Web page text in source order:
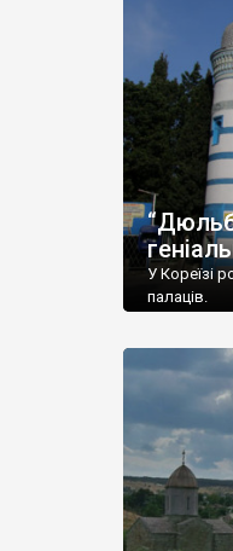
У Кореїзі
палаців.